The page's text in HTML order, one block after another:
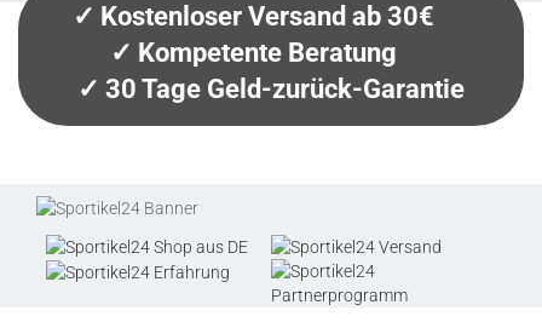
✓ Kostenloser Versand ab 30€
✓ Kompetente Beratung
✓ 30 Tage Geld-zurück-Garantie